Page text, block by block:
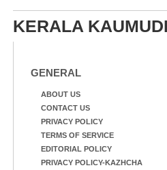
KERALA KAUMUDI
GENERAL
ABOUT US
CONTACT US
PRIVACY POLICY
TERMS OF SERVICE
EDITORIAL POLICY
PRIVACY POLICY-KAZHCHA